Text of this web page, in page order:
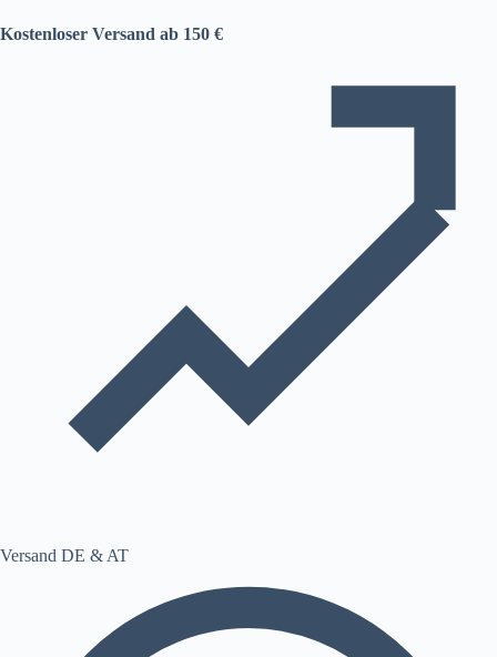
Kostenloser Versand ab 150 €
Versand DE & AT